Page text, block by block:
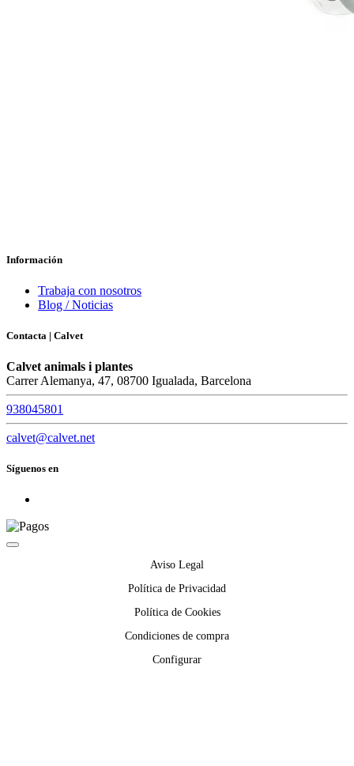
Información
Trabaja con nosotros
Blog / Noticias
Contacta | Calvet
Calvet animals i plantes
Carrer Alemanya, 47, 08700 Igualada, Barcelona
938045801
calvet@calvet.net
Síguenos en
Aviso Legal
Política de Privacidad
Política de Cookies
Condiciones de compra
Configurar